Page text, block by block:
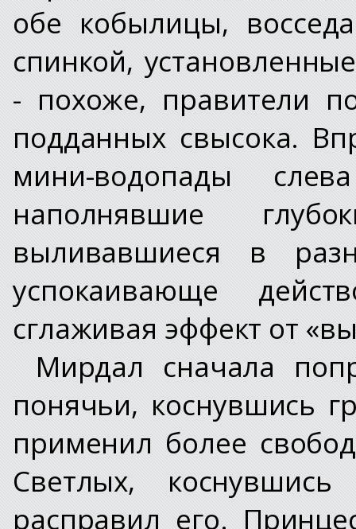
обе кобылицы,
спинкой,
- похоже, правители
подданных свысока.
мини-водопады
наполнявшие
выливавшиеся в
успокаивающе
сглаживая эффект от
Мирдал сначала
понячьи, коснувшись
применил более
Светлых,
расправил его.